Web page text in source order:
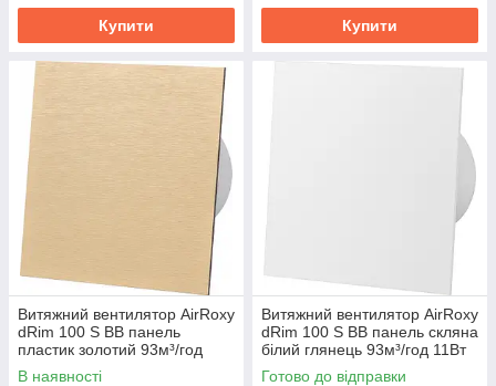
Купити Купити
Витяжний вентилятор AirRoxy
dRim 100 S BB панель
пластик золотий 93м³/год
11Вт
В наявності
Витяжний вентилятор AirRoxy
dRim 100 S BB панель скляна
білий глянець 93м³/год 11Вт
Готово до відправки